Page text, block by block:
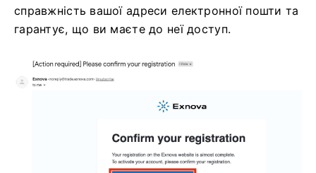
справжність вашої адреси електронної пошти та
гарантує, що ви маєте до неї доступ.